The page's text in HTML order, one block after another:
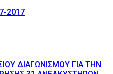
2017
ΔΙΑΓΩΝΙΣΜΟΥ ΓΙΑ ΤΗΝ